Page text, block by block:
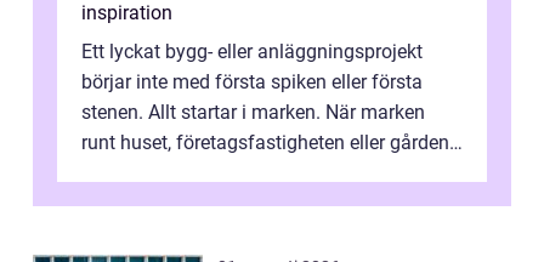
inspiration
Ett lyckat bygg- eller anläggningsprojekt
börjar inte med första spiken eller första
stenen. Allt startar i marken. När marken
runt huset, företagsfastigheten eller gården